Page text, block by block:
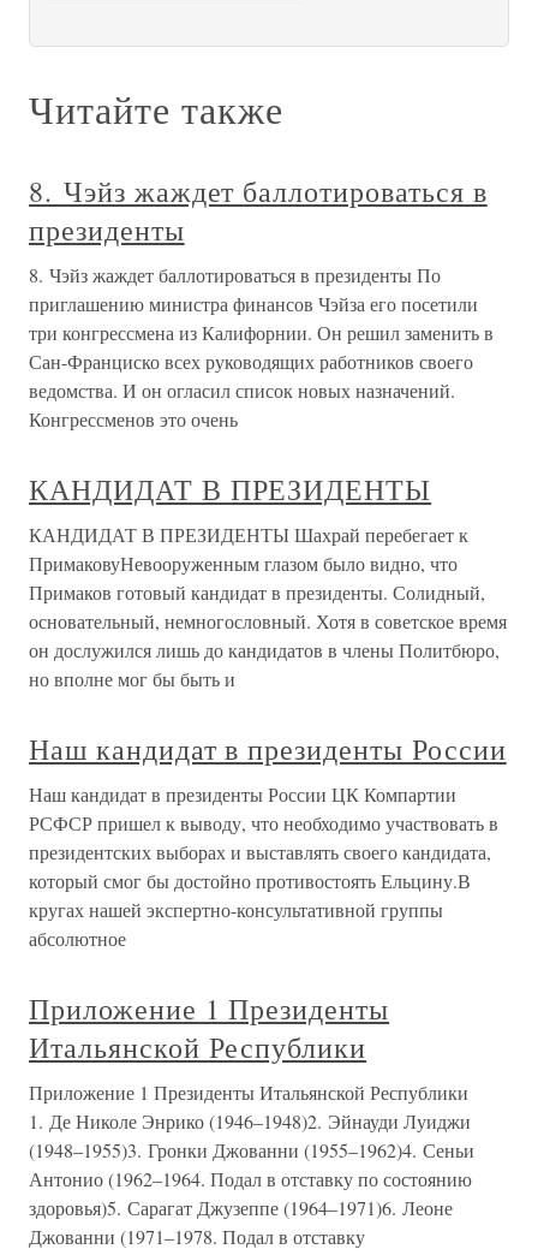
Читайте также
8. Чэйз жаждет баллотироваться в
президенты
8. Чэйз жаждет баллотироваться в президенты По
приглашению министра финансов Чэйза его посетили
три конгрессмена из Калифорнии. Он решил заменить в
Сан-Франциско всех руководящих работников своего
ведомства. И он огласил список новых назначений.
Конгрессменов это очень
КАНДИДАТ В ПРЕЗИДЕНТЫ
КАНДИДАТ В ПРЕЗИДЕНТЫ Шахрай перебегает к
ПримаковуНевооруженным глазом было видно, что
Примаков готовый кандидат в президенты. Солидный,
основательный, немногословный. Хотя в советское время
он дослужился лишь до кандидатов в члены Политбюро,
но вполне мог бы быть и
Наш кандидат в президенты России
Наш кандидат в президенты России ЦК Компартии
РСФСР пришел к выводу, что необходимо участвовать в
президентских выборах и выставлять своего кандидата,
который смог бы достойно противостоять Ельцину.В
кругах нашей экспертно-консультативной группы
абсолютное
Приложение 1 Президенты
Итальянской Республики
Приложение 1 Президенты Итальянской Республики
1. Де Николе Энрико (1946–1948)2. Эйнауди Луиджи
(1948–1955)3. Гронки Джованни (1955–1962)4. Сеньи
Антонио (1962–1964. Подал в отставку по состоянию
здоровья)5. Сарагат Джузеппе (1964–1971)6. Леоне
Джованни (1971–1978. Подал в отставку